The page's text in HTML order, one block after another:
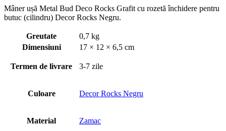
Mâner ușă Metal Bud Deco Rocks Grafit cu rozetă închidere pentru
butuc (cilindru) Decor Rocks Negru.
Greutate
0,7 kg
Dimensiuni
17 × 12 × 6,5 cm
Termen de livrare 3-7 zile
Culoare Decor Rocks Negru
Material Zamac